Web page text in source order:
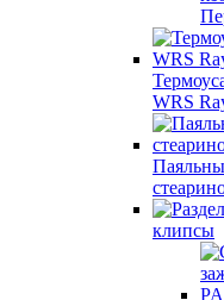
WRS
клипсы